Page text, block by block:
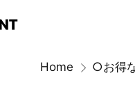
Home ○お得